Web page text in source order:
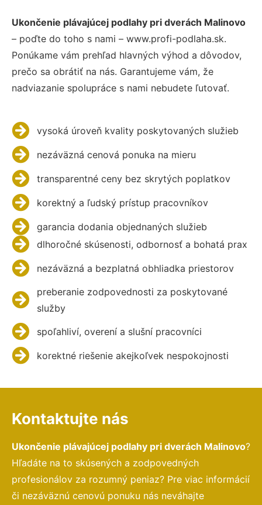
Ukončenie plávajúcej podlahy pri dverách Malinovo
– poďte do toho s nami – www.profi-podlaha.sk.
Ponúkame vám prehľad hlavných výhod a dôvodov,
prečo sa obrátiť na nás. Garantujeme vám, že
nadviazanie spolupráce s nami nebudete ľutovať.
vysoká úroveň kvality poskytovaných služieb
nezáväzná cenová ponuka na mieru
transparentné ceny bez skrytých poplatkov
korektný a ľudský prístup pracovníkov
garancia dodania objednaných služieb
dlhoročné skúsenosti, odbornosť a bohatá prax
nezáväzná a bezplatná obhliadka priestorov
preberanie zodpovednosti za poskytované
služby
spoľahliví, overení a slušní pracovníci
korektné riešenie akejkoľvek nespokojnosti
Kontaktujte nás
Ukončenie plávajúcej podlahy pri dverách Malinovo?
Hľadáte na to skúsených a zodpovedných
profesionálov za rozumný peniaz? Pre viac informácií
či nezáväznú cenovú ponuku nás neváhajte